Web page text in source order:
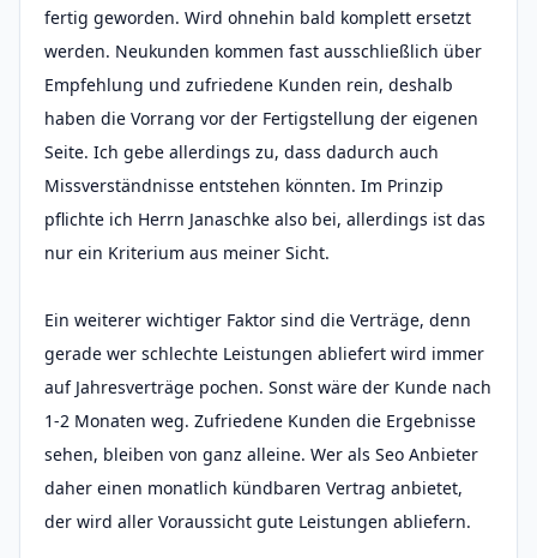
fertig geworden. Wird ohnehin bald komplett ersetzt
werden. Neukunden kommen fast ausschließlich über
Empfehlung und zufriedene Kunden rein, deshalb
haben die Vorrang vor der Fertigstellung der eigenen
Seite. Ich gebe allerdings zu, dass dadurch auch
Missverständnisse entstehen könnten. Im Prinzip
pflichte ich Herrn Janaschke also bei, allerdings ist das
nur ein Kriterium aus meiner Sicht.
Ein weiterer wichtiger Faktor sind die Verträge, denn
gerade wer schlechte Leistungen abliefert wird immer
auf Jahresverträge pochen. Sonst wäre der Kunde nach
1-2 Monaten weg. Zufriedene Kunden die Ergebnisse
sehen, bleiben von ganz alleine. Wer als Seo Anbieter
daher einen monatlich kündbaren Vertrag anbietet,
der wird aller Voraussicht gute Leistungen abliefern.